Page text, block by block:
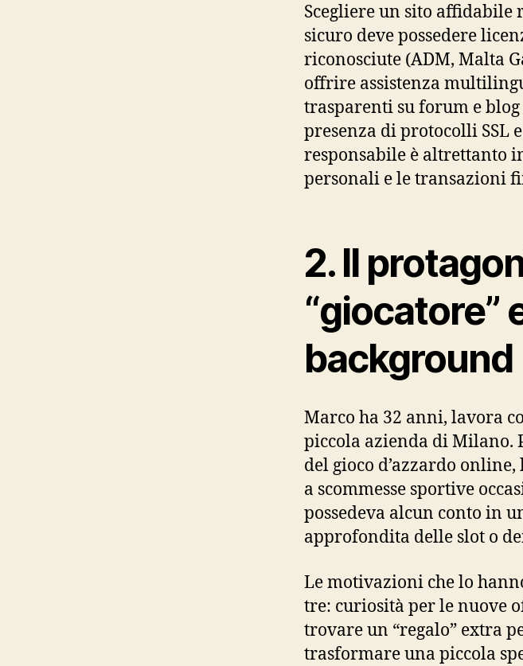
Scegliere un sito affidabile
sicuro deve possedere
riconosciute (ADM, Malta
offrire assistenza
trasparenti su forum e
presenza di protocolli SSL
responsabile è altrettanto
personali e le transazioni
2. Il
“giocatore”
background
Marco ha 32 anni, lavora
piccola azienda di
del gioco d’azzardo
a scommesse sportive
possedeva alcun conto in
approfondita delle slot o
Le motivazioni che lo
tre: curiosità per le nuove
trovare un “regalo” extra
trasformare una piccola